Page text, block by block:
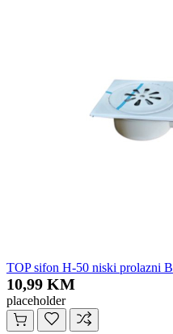
TOP sifon H-50 niski prolazni B
10,99 KM
placeholder